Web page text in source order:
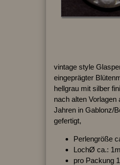
vintage style
eingeprägter
hellgrau mit silber
nach alten Vorlagen
Jahren in Gablonz/
gefertigt,
Perlengröße
LochØ ca.:
pro Packung